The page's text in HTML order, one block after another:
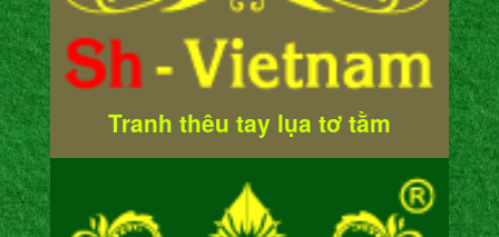
Tranh thêu tay lụa tơ tằm